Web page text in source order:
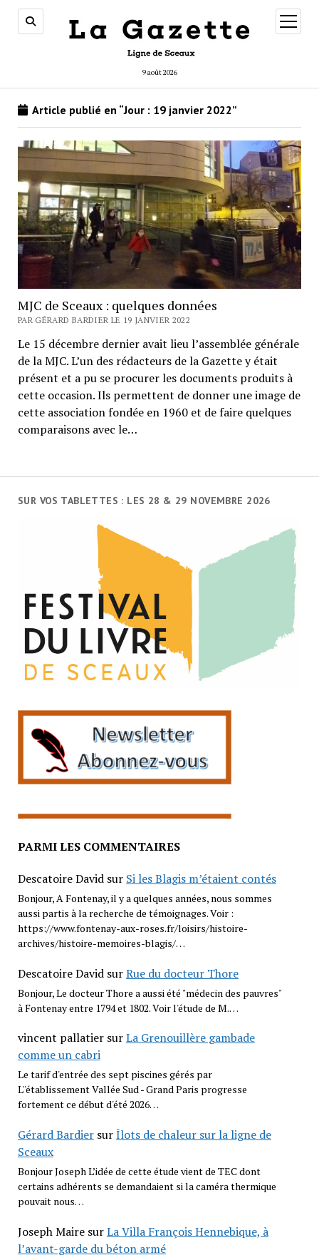
9 août 2026
ouvrir
menu
SUR VOS TABLETTES : LES 28 & 29 NOVEMBRE 2026
PARMI LES COMMENTAIRES
Descatoire Davidsur Si les Blagis m’étaient contés
Bonjour, A Fontenay, il y a quelques années, nous sommes
aussi partis à la recherche de témoignages. Voir :
https://www.fontenay-aux-roses.fr/loisirs/histoire-
archives/histoire-memoires-blagis/…
Descatoire DavidsurRue du docteur Thore
Bonjour, Le docteur Thore a aussi été "médecin des pauvres"
à Fontenay entre 1794 et 1802. Voir l'étude de M.…
vincent pallatiersurLa Grenouillère gambade
comme un cabri
Le tarif d'entrée des sept piscines gérés par
L''établissement Vallée Sud - Grand Paris progresse
fortement ce début d'été 2026…
Gérard BardiersurÎlots de chaleur sur la ligne de
Sceaux
Bonjour Joseph L’idée de cette étude vient de TEC dont
certains adhérents se demandaient si la caméra thermique
pouvait nous…
Joseph MairesurLa Villa François Hennebique, à
l’avant-garde du béton armé
Article publié en “Jour : 19 janvier 2022”
MJC de Sceaux : quelques données
PAR GÉRARD BARDIER LE 19 JANVIER 2022
Le 15 décembre dernier avait lieu l’assemblée générale
de la MJC. L’un des rédacteurs de la Gazette y était
présent et a pu se procurer les documents produits à
cette occasion. Ils permettent de donner une image de
cette association fondée en 1960 et de faire quelques
comparaisons avec le…